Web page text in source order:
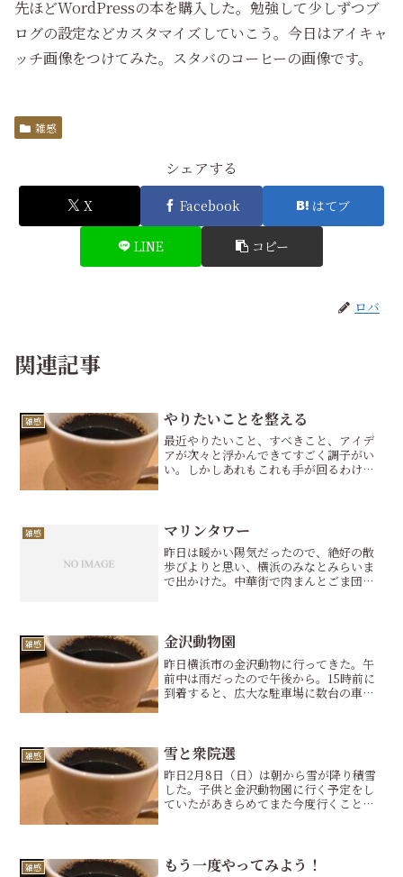
先ほどWordPressの本を購入した。勉強して少しずつブ
ログの設定などカスタマイズしていこう。今日はアイキャ
ッチ画像をつけてみた。スタバのコーヒーの画像です。
雑感
シェアする
X Facebook はてブ
LINE コピー
ロバ
関連記事
雑感 やりたいことを整える
最近やりたいこと、すべきこと、アイデ
アが次々と浮かんできてすごく調子がい
い。しかしあれもこれも手が回るわけで
事、趣味、子育て・教育、...
雑感 マリンタワー
昨日は暖かい陽気だったので、絶好の散
歩びよりと思い、横浜のみなとみらいま
で出かけた。中華街で肉まんとごま団子
リンタワーにいき30階の...
雑感 金沢動物園
昨日横浜市の金沢動物に行ってきた。午
前中は雨だったので午後から。15時前に
到着すると、広大な駐車場に数台の車し
営業が成立するのか心配...
雑感 雪と衆院選
昨日2月8日（日）は朝から雪が降り積雪
した。子供と金沢動物園に行く予定をし
ていたがあきらめてまた今度行くことに
ながら投票所まで歩いて...
雑感 もう一度やってみよう！